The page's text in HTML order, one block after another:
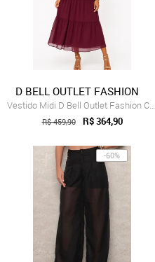
D BELL OUTLET FASHION
Vestido Midi D Bell Outlet Fashion Chiff...
R$ 459,90 R$ 364,90
-60%